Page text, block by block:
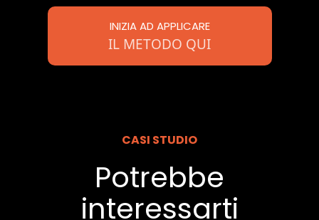
INIZIA AD APPLICARE
IL METODO QUI
CASI STUDIO
Potrebbe
interessarti